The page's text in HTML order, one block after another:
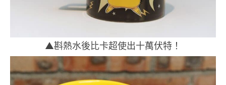
▲斟熱水後比卡超使出十萬伏特！